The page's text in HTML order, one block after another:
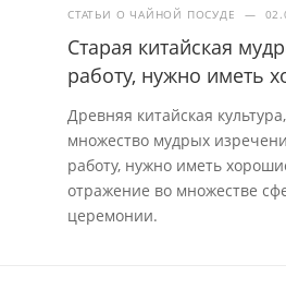
СТАТЬИ О ЧАЙНОЙ ПОСУДЕ —
Старая китайская
работу, нужно иметь
Древняя китайская
множество мудрых
работу, нужно иметь
отражение во множестве
церемонии.